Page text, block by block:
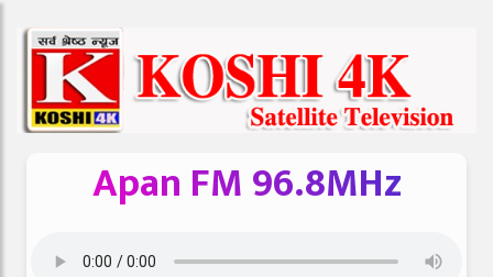
Apan FM 96.8MHz